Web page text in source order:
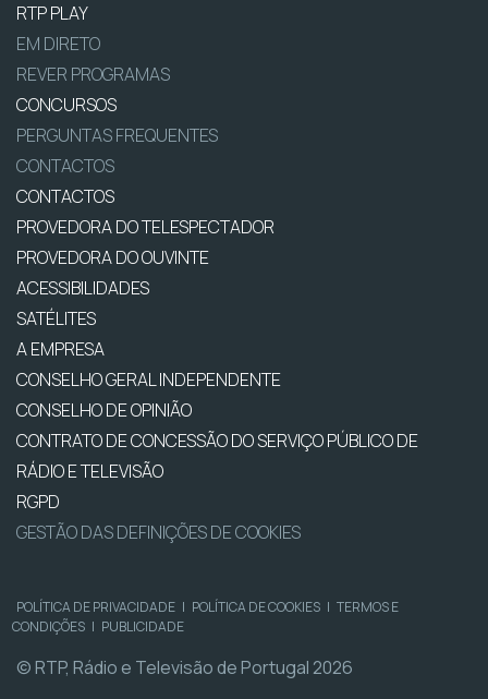
RTP PLAY
EM DIRETO
REVER PROGRAMAS
CONCURSOS
PERGUNTAS FREQUENTES
CONTACTOS
CONTACTOS
PROVEDORA DO TELESPECTADOR
PROVEDORA DO OUVINTE
ACESSIBILIDADES
SATÉLITES
A EMPRESA
CONSELHO GERAL INDEPENDENTE
CONSELHO DE OPINIÃO
CONTRATO DE CONCESSÃO DO SERVIÇO PÚBLICO DE
RÁDIO E TELEVISÃO
RGPD
GESTÃO DAS DEFINIÇÕES DE COOKIES
POLÍTICA DE PRIVACIDADE | POLÍTICA DE COOKIES | TERMOS E
CONDIÇÕES | PUBLICIDADE
© RTP, Rádio e Televisão de Portugal 2026